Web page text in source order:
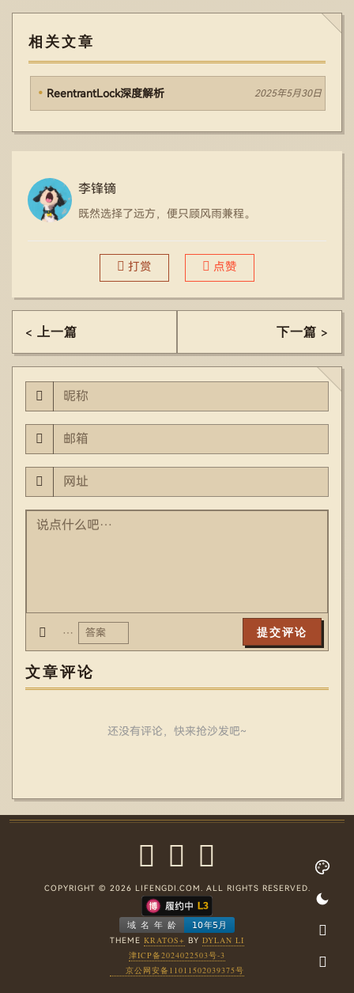
相关文章
ReentrantLock深度解析 2025年5月30日
李锋镝
既然选择了远方，便只顾风雨兼程。
打赏 点赞
< 上一篇 下一篇 >
…
文章评论
还没有评论，快来抢沙发吧~
COPYRIGHT © 2026 LIFENGDI.COM. ALL RIGHTS RESERVED.
THEME KRATOS+ BY DYLAN LI
津ICP备2024022503号-3
京公网安备11011502039375号